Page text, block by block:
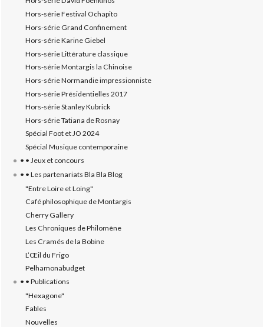
Hors-série Festival Ochapito
Hors-série Grand Confinement
Hors-série Karine Giebel
Hors-série Littérature classique
Hors-série Montargis la Chinoise
Hors-série Normandie impressionniste
Hors-série Présidentielles 2017
Hors-série Stanley Kubrick
Hors-série Tatiana de Rosnay
Spécial Foot et JO 2024
Spécial Musique contemporaine
• • Jeux et concours
• • Les partenariats Bla Bla Blog
"Entre Loire et Loing"
Café philosophique de Montargis
Cherry Gallery
Les Chroniques de Philomène
Les Cramés de la Bobine
L’‎Œil du Frigo
Pelhamonabudget
• • Publications
"Hexagone"
Fables
Nouvelles